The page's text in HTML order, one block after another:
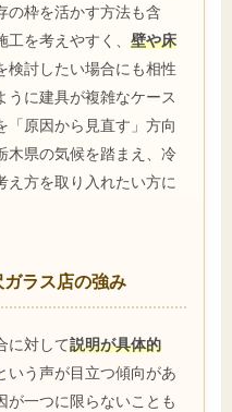
の枠を活かす方法も含
を考えやすく、 壁や床
検討したい場合にも相性
うに建具が複雑なケース
「原因から見直す」方向
木県の気候を踏まえ、冷
え方を取り入れたい方に
ラス店の強み
に対して説明が具体的
いう声が目立つ傾向があ
が一つに限らないことも